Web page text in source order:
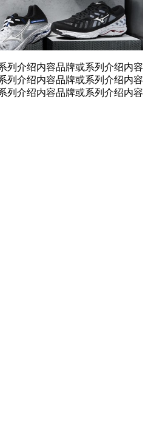
列介绍内容品牌或系列介绍内容
列介绍内容品牌或系列介绍内容
列介绍内容品牌或系列介绍内容